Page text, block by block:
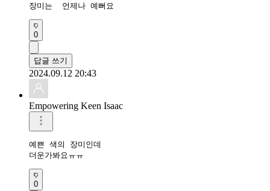
장미는  언제나 예뻐요
0
답글 쓰기
2024.09.12 20:43
Empowering Keen Isaac
예쁜 색의 장미인데
더운가봐요ㅠㅠ
0